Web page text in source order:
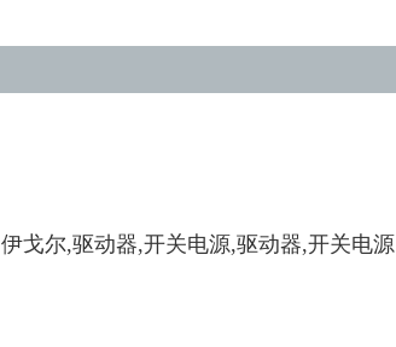
伊戈尔,驱动器,开关电源,驱动器,开关电源